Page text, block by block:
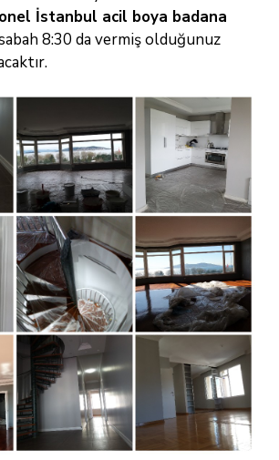
İstanbul acil boya badana
8:30 da vermiş olduğunuz